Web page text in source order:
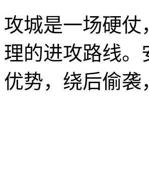
攻城是一场硬
理的进攻路线
优势，绕后偷袭